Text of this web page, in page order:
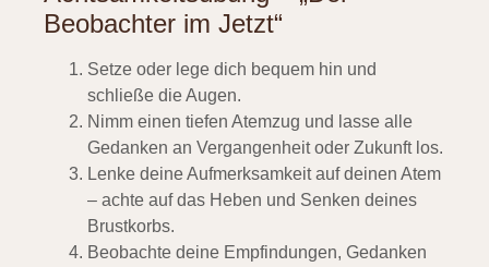
Beobachter im Jetzt“
Setze oder lege dich bequem hin und
schließe die Augen.
Nimm einen tiefen Atemzug und lasse alle
Gedanken an Vergangenheit oder Zukunft los.
Lenke deine Aufmerksamkeit auf deinen Atem
– achte auf das Heben und Senken deines
Brustkorbs.
Beobachte deine Empfindungen, Gedanken